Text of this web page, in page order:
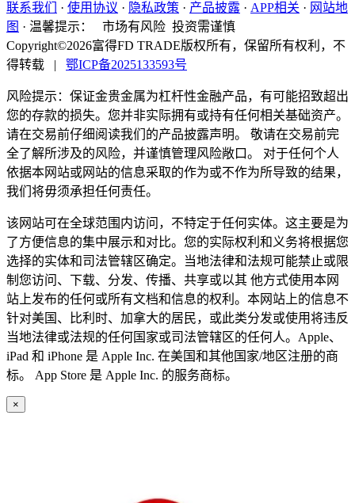
联系我们
· 使用协议 · 隐私政策 · 产品披露 · APP相关 · 网站地
图 · 温馨提示：
市场有风险 投资需谨慎
Copyright©2026富得FD TRADE版权所有，保留所有权利，不
得转载
| 鄂ICP备2025133593号
风险提示：保证金贵金属为杠杆性金融产品，有可能招致超出
您的存款的损失。您并非实际拥有或持有任何相关基础资产。
请在交易前仔细阅读我们的产品披露声明。 敬请在交易前完
全了解所涉及的风险，并谨慎管理风险敞口。 对于任何个人
依据本网站或网站的信息采取的作为或不作为所导致的结果，
我们将毋须承担任何责任。
该网站可在全球范围内访问，不特定于任何实体。这主要是为
了方便信息的集中展示和对比。您的实际权利和义务将根据您
选择的实体和司法管辖区确定。当地法律和法规可能禁止或限
制您访问、下载、分发、传播、共享或以其 他方式使用本网
站上发布的任何或所有文档和信息的权利。本网站上的信息不
针对美国、比利时、加拿大的居民，或此类分发或使用将违反
当地法律或法规的任何国家或司法管辖区的任何人。Apple、
iPad 和 iPhone 是 Apple Inc. 在美国和其他国家/地区注册的商
标。 App Store 是 Apple Inc. 的服务商标。
×